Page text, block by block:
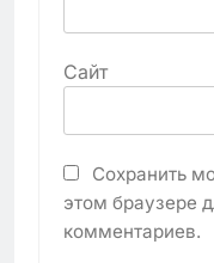
Сайт
Сохранить
этом браузере
комментариев.